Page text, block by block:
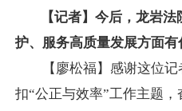
【记者】今后，龙岩
护、服务高质量发展方面有
【廖松福】感谢这位记
扣“公正与效率”工作主题